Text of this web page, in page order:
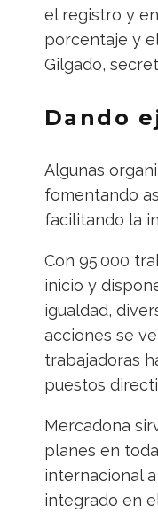
el registro y
porcentaje y
Gilgado,
Dando
Algunas
fomentando
facilitando la
Con 95.000
inicio y
igualdad,
acciones se
trabajadoras
puestos
Mercadona
planes en
internacional
integrado en